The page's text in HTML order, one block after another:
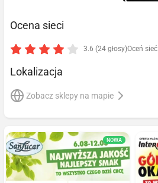
Ocena sieci
3.6 (24 głosy)Oceń sieć
Lokalizacja
Zobacz sklepy na mapie
NOWA